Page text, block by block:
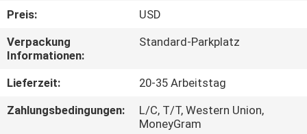
KONTAKT
MIT
UNS
NEUIGKEITEN
Preis:
USD
Verpackung
Informationen:
Standard-Parkplatz
Lieferzeit:
20-35 Arbeitstag
Zahlungsbedingungen:
L/C, T/T, Western Union,
MoneyGram